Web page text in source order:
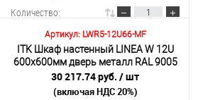
Количество:
В корзину
Подробнее
Артикул: LWR5-12U66-MF
ITK Шкаф настенный LINEA W 12U
600х600мм дверь металл RAL 9005
30 217.74 руб. / шт
(включая НДС 20%)